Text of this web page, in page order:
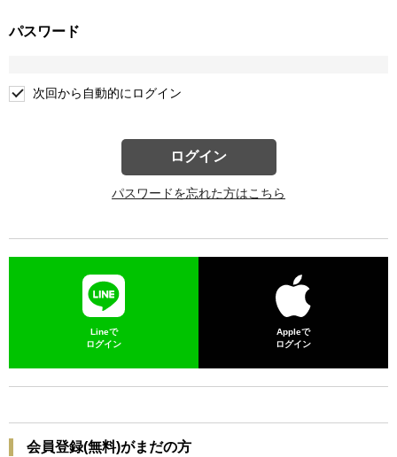
パスワード
次回から自動的にログイン
ログイン
パスワードを忘れた方はこちら
Lineで
ログイン
Appleで
ログイン
会員登録(無料)がまだの方